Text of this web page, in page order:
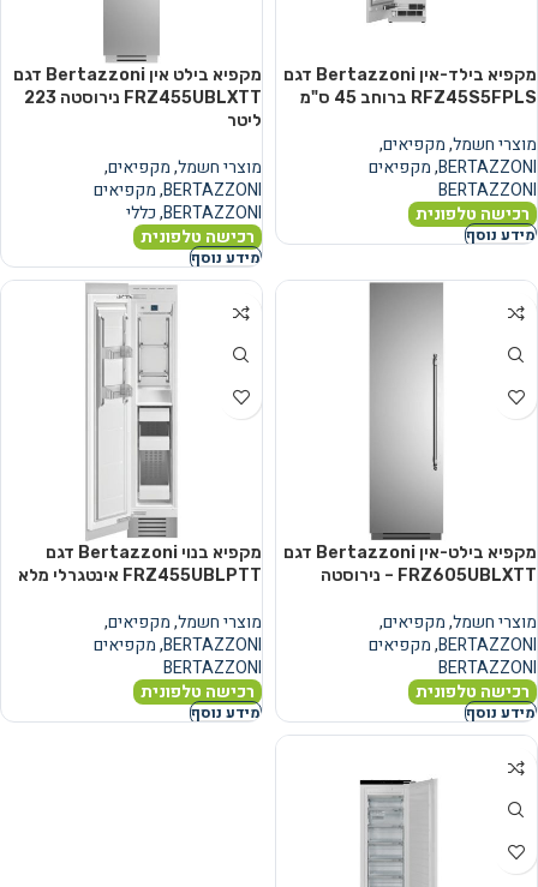
מקפיא בילד-אין Bertazzoni דגם
RFZ45S5FPLS ברוחב 45 ס"מ
מוצרי חשמל,מקפיאים,
BERTAZZONI
,מקפיאים
BERTAZZONI
רכישה טלפונית
מידע נוסף
מקפיא בילט אין Bertazzoni דגם
FRZ455UBLXTT נירוסטה ‏223
‏ליטר
מוצרי חשמל,מקפיאים,
BERTAZZONI
,מקפיאים
BERTAZZONI
,כללי
רכישה טלפונית
מידע נוסף
מקפיא בילט-אין Bertazzoni דגם
FRZ605UBLXTT – נירוסטה
מוצרי חשמל,מקפיאים,
BERTAZZONI
,מקפיאים
BERTAZZONI
רכישה טלפונית
מידע נוסף
מקפיא בנוי Bertazzoni דגם
FRZ455UBLPTT אינטגרלי מלא
מוצרי חשמל,מקפיאים,
BERTAZZONI
,מקפיאים
BERTAZZONI
רכישה טלפונית
מידע נוסף